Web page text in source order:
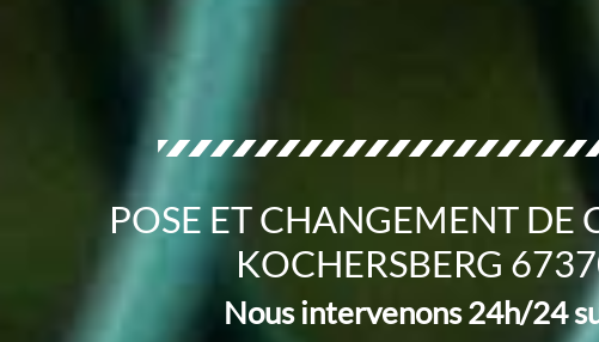
POSE ET CHANGEMENT
KOCHERSBERG
Nous intervenons 24h/24